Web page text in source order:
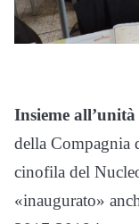
Insieme
della Compagnia
cinofila del
«inaugurato»